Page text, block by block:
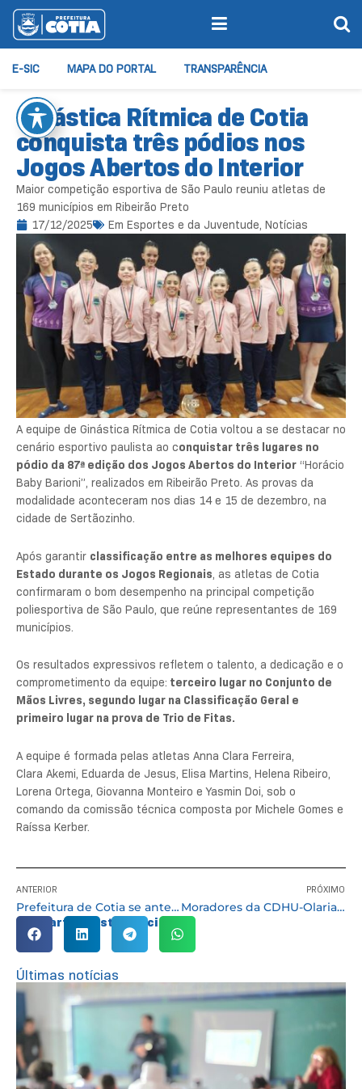
E-SIC MAPA DO PORTAL TRANSPARÊNCIA
Ginástica Rítmica de Cotia
conquista três pódios nos
Jogos Abertos do Interior
Maior competição esportiva de São Paulo reuniu atletas de
169 municípios em Ribeirão Preto
17/12/2025
Em Esportes e da Juventude, Notícias
A equipe de Ginástica Rítmica de Cotia voltou a se destacar no
cenário esportivo paulista ao conquistar três lugares no
pódio da 87ª edição dos Jogos Abertos do Interior “Horácio
Baby Barioni”, realizados em Ribeirão Preto. As provas da
modalidade aconteceram nos dias 14 e 15 de dezembro, na
cidade de Sertãozinho.
Após garantir classificação entre as melhores equipes do
Estado durante os Jogos Regionais, as atletas de Cotia
confirmaram o bom desempenho na principal competição
poliesportiva de São Paulo, que reúne representantes de 169
municípios.
Os resultados expressivos refletem o talento, a dedicação e o
comprometimento da equipe: terceiro lugar no Conjunto de
Mãos Livres, segundo lugar na Classificação Geral e
primeiro lugar na prova de Trio de Fitas.
A equipe é formada pelas atletas Anna Clara Ferreira,
Clara Akemi, Eduarda de Jesus, Elisa Martins, Helena Ribeiro,
Lorena Ortega, Giovanna Monteiro e Yasmin Doi, sob o
comando da comissão técnica composta por Michele Gomes e
Raíssa Kerber.
ANTERIOR
Prefeitura de Cotia se antecipa e inicia formalização de parcerias para 2026
PRÓXIMO
Moradores da CDHU-Olaria têm até dia 20 de janeiro para entregar documentos da regularização fundiária
Compartilhe esta notícia:
Últimas notícias